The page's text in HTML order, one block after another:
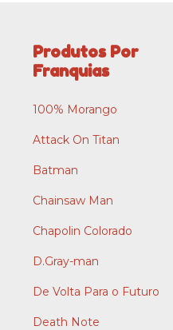
Produtos Por
Franquias
100% Morango
Attack On Titan
Batman
Chainsaw Man
Chapolin Colorado
D.Gray-man
De Volta Para o Futuro
Death Note